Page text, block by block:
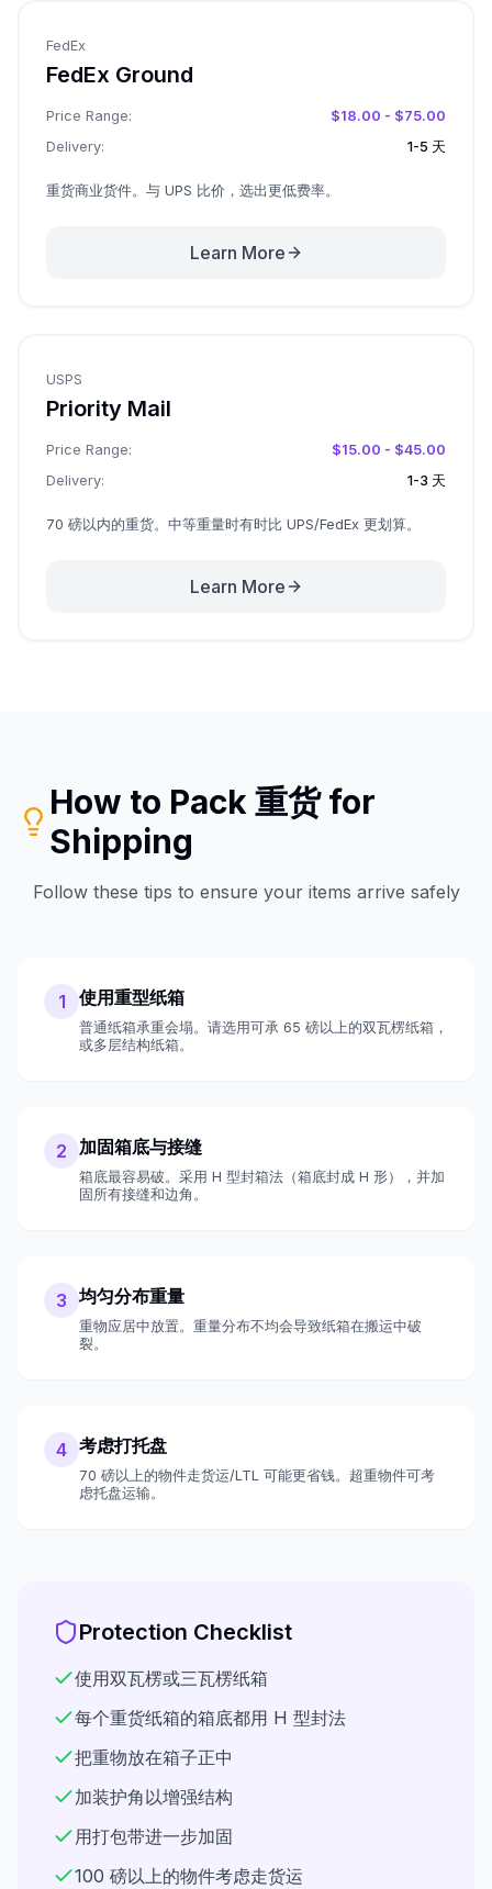
FedEx
FedEx Ground
Price Range:
$18.00 - $75.00
Delivery:
1-5 天
重货商业货件。与 UPS 比价，选出更低费率。
Learn More
USPS
Priority Mail
Price Range:
$15.00 - $45.00
Delivery:
1-3 天
70 磅以内的重货。中等重量时有时比 UPS/FedEx 更划算。
Learn More
How to Pack 重货for
Shipping
Follow these tips to ensure your items arrive safely
1 使用重型纸箱
普通纸箱承重会塌。请选用可承 65 磅以上的双瓦楞纸箱，
或多层结构纸箱。
2 加固箱底与接缝
箱底最容易破。采用 H 型封箱法（箱底封成 H 形），并加
固所有接缝和边角。
3 均匀分布重量
重物应居中放置。重量分布不均会导致纸箱在搬运中破
裂。
4 考虑打托盘
70 磅以上的物件走货运/LTL 可能更省钱。超重物件可考
虑托盘运输。
Protection Checklist
使用双瓦楞或三瓦楞纸箱
每个重货纸箱的箱底都用 H 型封法
把重物放在箱子正中
加装护角以增强结构
用打包带进一步加固
100 磅以上的物件考虑走货运